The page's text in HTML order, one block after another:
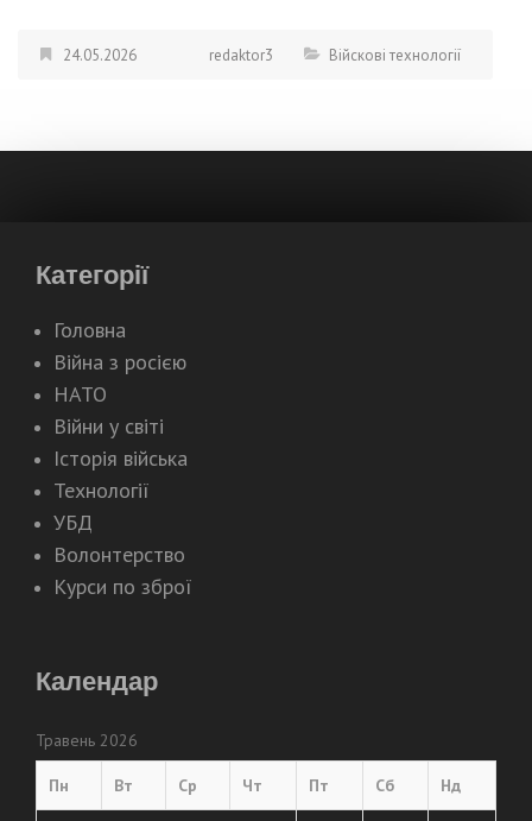
24.05.2026 redaktor3 Війскові технології
Категорії
Головна
Війна з росією
НАТО
Війни у світі
Історія війська
Технології
УБД
Волонтерство
Курси по зброї
Календар
Травень 2026
Пн Вт Ср Чт Пт Сб Нд